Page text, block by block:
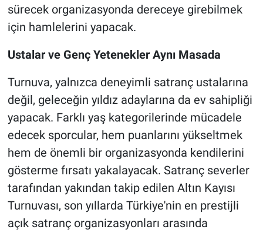
sürecek organizasyonda dereceye girebilmek
için hamlelerini yapacak.
Ustalar ve Genç Yetenekler Aynı Masada
Turnuva, yalnızca deneyimli satranç ustalarına
değil, geleceğin yıldız adaylarına da ev sahipliği
yapacak. Farklı yaş kategorilerinde mücadele
edecek sporcular, hem puanlarını yükseltmek
hem de önemli bir organizasyonda kendilerini
gösterme fırsatı yakalayacak. Satranç severler
tarafından yakından takip edilen Altın Kayısı
Turnuvası, son yıllarda Türkiye'nin en prestijli
açık satranç organizasyonları arasında